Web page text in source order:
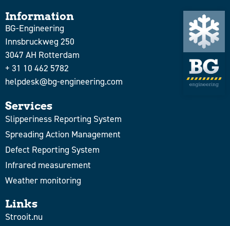
Information
BG-Engineering
Innsbruckweg 250
3047 AH Rotterdam
+ 31 10 462 5782
helpdesk@bg-engineering.com
Services
Slipperiness Reporting System
Spreading Action Management
Defect Reporting System
Infrared measurement
Weather monitoring
Links
Strooit.nu